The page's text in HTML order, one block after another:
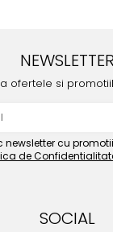
NEWSLETTER
ofertele si
newsletter cu
de
SOCIAL